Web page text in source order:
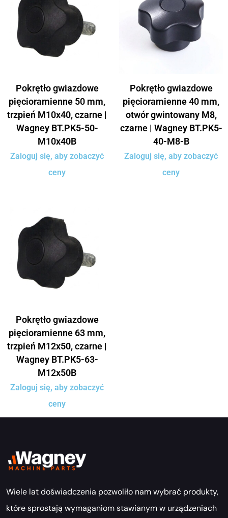
Pokrętło gwiazdowe
pięcioramienne 50 mm,
trzpień M10x40, czarne |
Wagney BT.PK5-50-
M10x40B
Zaloguj się, aby zobaczyć
ceny
Pokrętło gwiazdowe
pięcioramienne 40 mm,
otwór gwintowany M8,
czarne | Wagney BT.PK5-
40-M8-B
Zaloguj się, aby zobaczyć
ceny
Pokrętło gwiazdowe
pięcioramienne 63 mm,
trzpień M12x50, czarne |
Wagney BT.PK5-63-
M12x50B
Zaloguj się, aby zobaczyć
ceny
Wiele lat doświadczenia pozwoliło nam wybrać produkty,
które sprostają wymaganiom stawianym w urządzeniach